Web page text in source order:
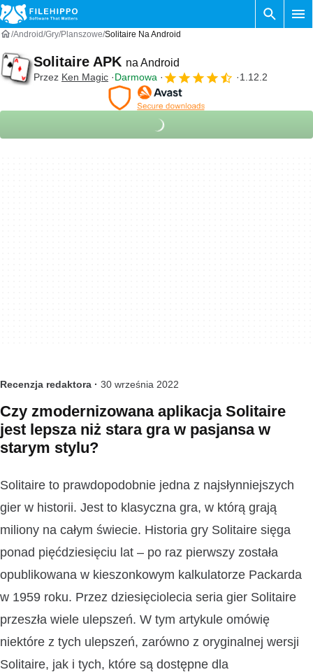
Android Gry Planszowe Solitaire Na Android
Solitaire APK na Android
Przez Ken Magic Darmowa 1.12.2
Recenzja redaktora · 30 września 2022
Czy zmodernizowana aplikacja Solitaire
jest lepsza niż stara gra w pasjansa w
starym stylu?
Solitaire to prawdopodobnie jedna z najsłynniejszych
gier w historii. Jest to klasyczna gra, w którą grają
miliony na całym świecie. Historia gry Solitaire sięga
ponad pięćdziesięciu lat – po raz pierwszy została
opublikowana w kieszonkowym kalkulatorze Packarda
w 1959 roku. Przez dziesięciolecia seria gier Solitaire
przeszła wiele ulepszeń. W tym artykule omówię
niektóre z tych ulepszeń, zarówno z oryginalnej wersji
Solitaire, jak i tych, które są dostępne dla